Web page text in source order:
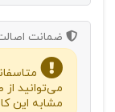
ضمانت
می‌توانید
مشابه این